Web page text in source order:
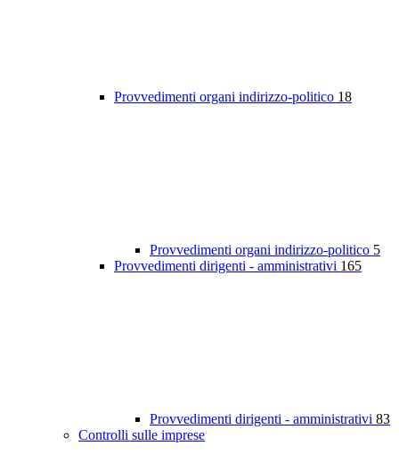
Provvedimenti organi indirizzo-politico 18
Provvedimenti organi indirizzo-politico 5
Provvedimenti dirigenti - amministrativi 165
Provvedimenti dirigenti - amministrativi 83
Controlli sulle imprese